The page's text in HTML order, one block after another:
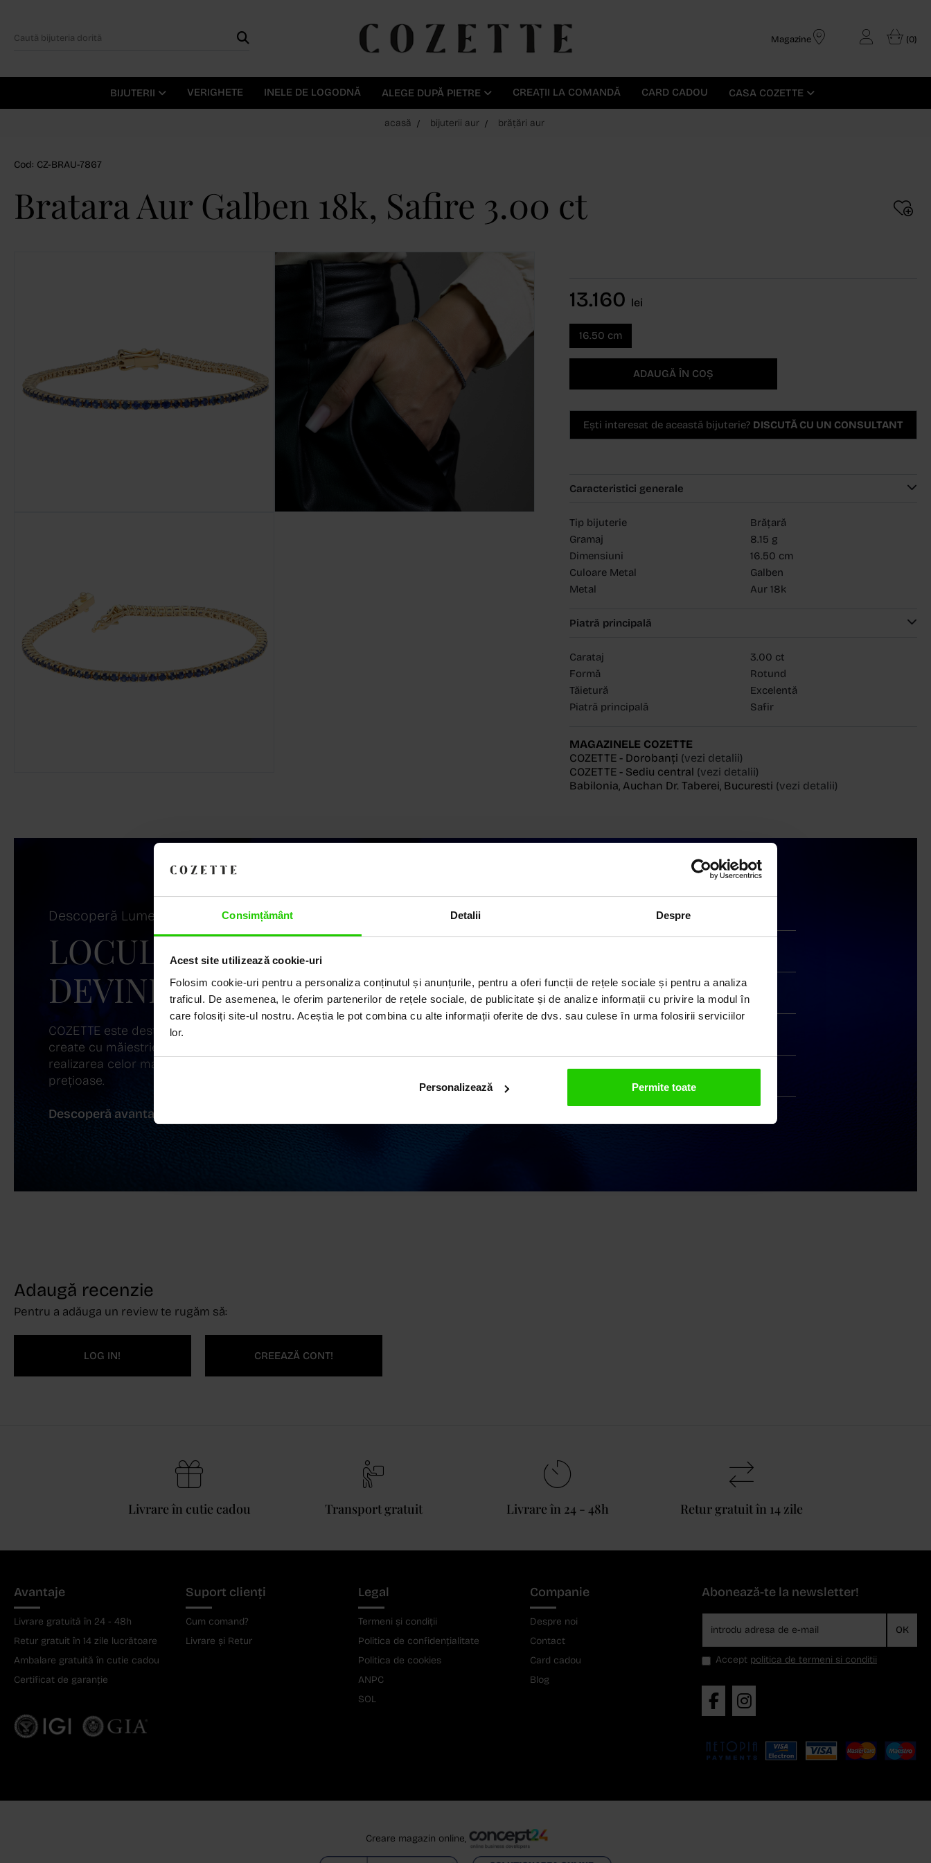
Consimțământ Detalii Despre
Acest site utilizează cookie-uri
Folosim cookie-uri pentru a personaliza conținutul și anunțurile, pentru a oferi funcții de rețele sociale și pentru a analiza
traficul. De asemenea, le oferim partenerilor de rețele sociale, de publicitate și de analize informații cu privire la modul în
care folosiți site-ul nostru. Aceștia le pot combina cu alte informații oferite de dvs. sau culese în urma folosirii serviciilor
lor.
Personalizează Permite toate
Magazine (0)
BIJUTERII VERIGHETE INELE DE LOGODNĂ ALEGE DUPĂ PIETRE CREAȚII LA COMANDĂ CARD CADOU CASA COZETTE
acasă bijuterii aur brățări aur
Cod: CZ-BRAU-7867
Bratara Aur Galben 18k, Safire 3.00 ct
13.160 lei
16.50 cm
ADAUGĂ ÎN COȘ
Ești interesat de această bijuterie? DISCUTĂ CU UN CONSULTANT
Caracteristici generale
Tip bijuterie
Brățară
Gramaj
8.15 g
Dimensiuni
16.50 cm
Culoare Metal
Galben
Metal
Aur 18k
Piatră principală
Carataj
3.00 ct
Formă
Rotund
Tăietură
Excelentă
Piatră principală
Safir
MAGAZINELE COZETTE
COZETTE - Dorobanți (vezi detalii)
COZETTE - Sediu central (vezi detalii)
Babilonia, Auchan Dr. Taberei, Bucuresti (vezi detalii)
Descoperă Lumea COZETTE,
LOCUL UNDE STILUL
DEVINE ARTĂ!
COZETTE este destinația ta de top pentru bijuterii elegante și rafinate,
create cu măiestrie și pasiune. Ne mândrim cu o vastă experiență în
realizarea celor mai sofisticate bijuterii din aur, argint și pietre
prețioase.
Descoperă avantajele de a cumpăra!
Livrare în cutie cadou
Livrare în 24 - 48h
Handmade India
Adaugă recenzie
Pentru a adăuga un review te rugăm să:
LOG IN! CREEAZĂ CONT!
Livrare în cutie cadou Transport gratuit Livrare în 24 - 48h Retur gratuit în 14 zile
Avantaje
Livrare gratuită în 24 - 48h
Retur gratuit în 14 zile lucrătoare
Ambalare gratuită în cutie cadou
Certificat de garanție
Suport clienți
Cum comand?
Livrare și Retur
Legal
Termeni și condiții
Politica de confidențialitate
Politica de cookies
ANPC
SOL
Companie
Despre noi
Contact
Card cadou
Blog
Abonează-te la newsletter!
OK
Accept politica de termeni si conditii
Creare magazin online,